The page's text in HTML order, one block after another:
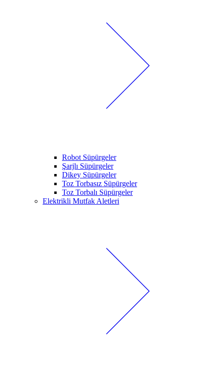
Robot Süpürgeler
Şarjlı Süpürgeler
Dikey Süpürgeler
Toz Torbasız Süpürgeler
Toz Torbalı Süpürgeler
Elektrikli Mutfak Aletleri